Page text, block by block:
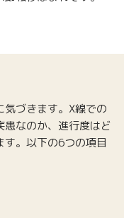
づきます。X線での
なのか、進行度はど
。以下の6つの項目